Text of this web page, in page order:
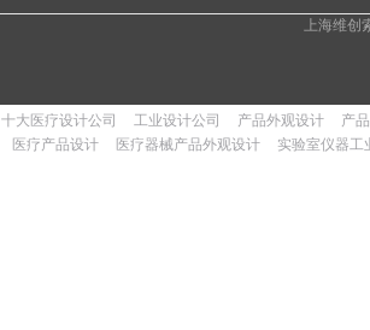
上海维
十大医疗设计公司 工业设计公司 产品外观设计
产
医疗产品设计
医疗器械产品外观设计 实验室仪器工